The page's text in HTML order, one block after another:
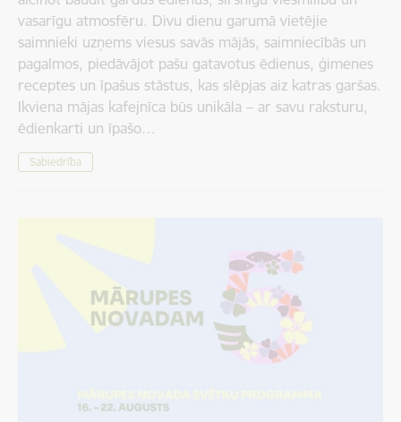
vasarīgu atmosfēru. Divu dienu garumā vietējie
saimnieki uzņems viesus savās mājās, saimniecībās un
pagalmos, piedāvājot pašu gatavotus ēdienus, ģimenes
receptes un īpašus stāstus, kas slēpjas aiz katras garšas.
Ikviena mājas kafejnīca būs unikāla – ar savu raksturu,
ēdienkarti un īpašo…
Sabiedrība